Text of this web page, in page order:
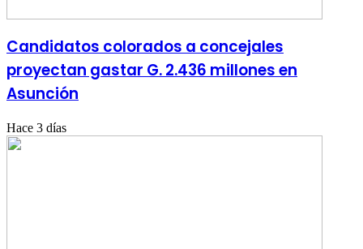
Candidatos colorados a concejales
proyectan gastar G. 2.436 millones en
Asunción
Hace 3 días